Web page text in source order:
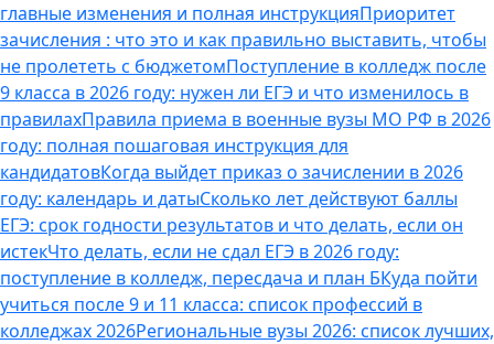
главные изменения и полная инструкцияПриоритет
зачисления : что это и как правильно выставить, чтобы
не пролететь с бюджетомПоступление в колледж после
9 класса в 2026 году: нужен ли ЕГЭ и что изменилось в
правилахПравила приема в военные вузы МО РФ в 2026
году: полная пошаговая инструкция для
кандидатовКогда выйдет приказ о зачислении в 2026
году: календарь и датыСколько лет действуют баллы
ЕГЭ: срок годности результатов и что делать, если он
истекЧто делать, если не сдал ЕГЭ в 2026 году:
поступление в колледж, пересдача и план БКуда пойти
учиться после 9 и 11 класса: список профессий в
колледжах 2026Региональные вузы 2026: список лучших,